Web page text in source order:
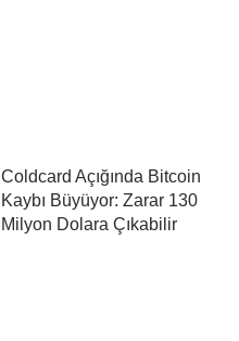
Coldcard Açığında Bitcoin
Kaybı Büyüyor: Zarar 130
Milyon Dolara Çıkabilir